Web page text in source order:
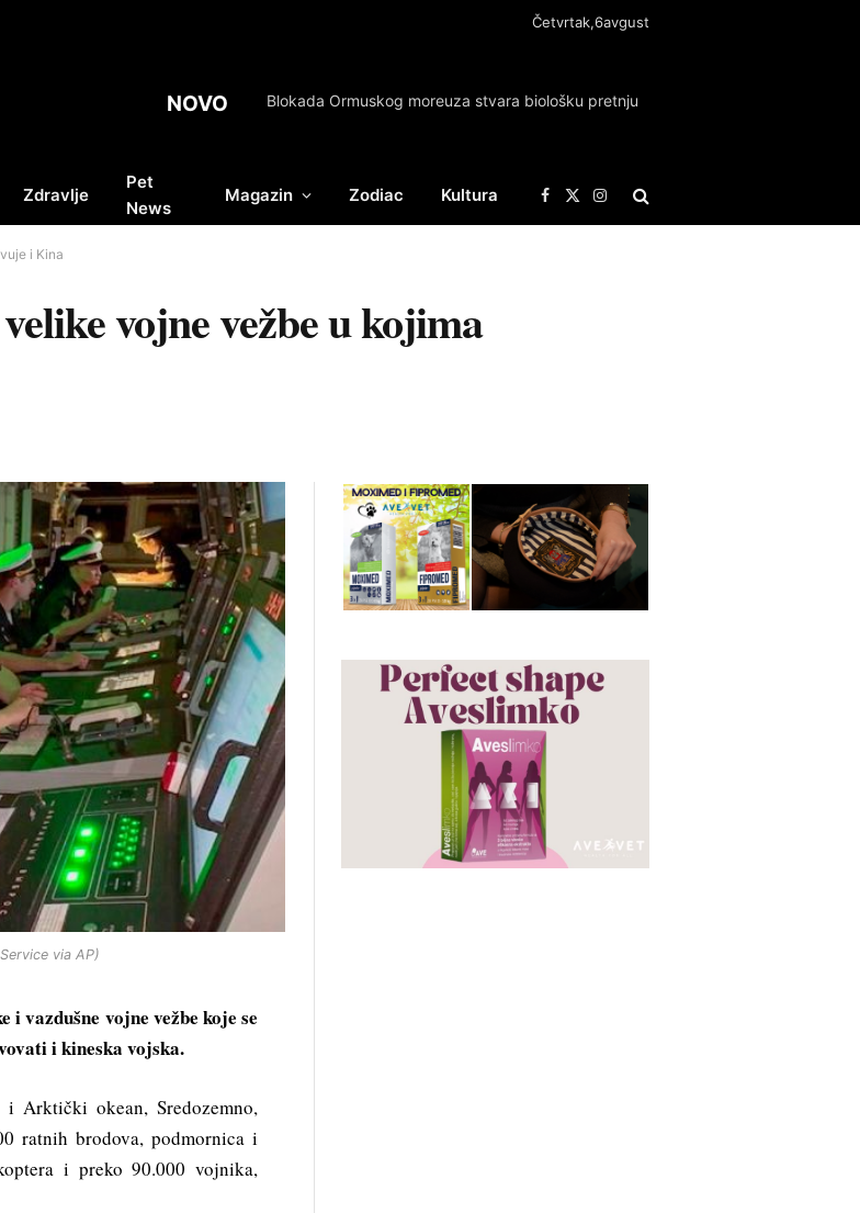
Četvrtak,6avgust
NOVO Blokada Ormuskog moreuza stvara biološku pretnju
Zdravlje
Pet
News
Magazin Zodiac Kultura Facebook
X
(Twitter)
Instagram
i Kina
vojne vežbe u kojima
via AP)
vazdušne vojne vežbe koje se
i kineska vojska.
Arktički okean, Sredozemno,
ratnih brodova, podmornica i
i preko 90.000 vojnika,